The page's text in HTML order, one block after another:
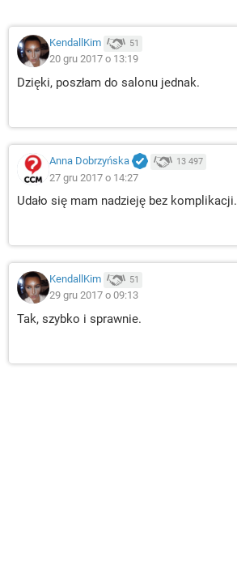
KendallKim 51
20 gru 2017 o 13:19
Dzięki, poszłam do salonu jednak.
Anna Dobrzyńska 13 497
27 gru 2017 o 14:27
Udało się mam nadzieję bez komplikacji.
KendallKim 51
29 gru 2017 o 09:13
Tak, szybko i sprawnie.